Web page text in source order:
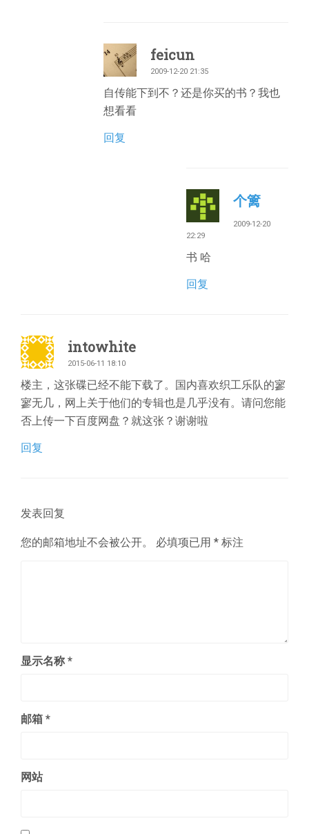
feicun
2009-12-20 21:35
自传能下到不？还是你买的书？我也
想看看
回复
个篱
2009-12-20
22:29
书 哈
回复
intowhite
2015-06-11 18:10
楼主，这张碟已经不能下载了。国内喜欢织工乐队的寥
寥无几，网上关于他们的专辑也是几乎没有。请问您能
否上传一下百度网盘？就这张？谢谢啦
回复
发表回复
您的邮箱地址不会被公开。 必填项已用 * 标注
显示名称 *
邮箱 *
网站